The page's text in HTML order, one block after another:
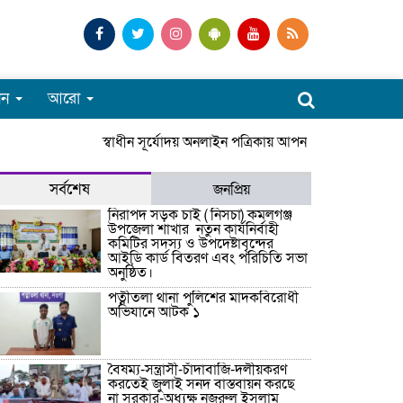
আরো
স্বাধীন সূর্যোদয় অনলাইন পত্রিকায় আপনাকে স্বাগতম।
সর্বশেষ
জনপ্রিয়
নিরাপদ সড়ক চাই ( নিসচা) কমলগঞ্জ
উপজেলা শাখার নতুন কার্যনির্বাহী
কমিটির সদস্য ও উপদেষ্টাবৃন্দের
আইডি কার্ড বিতরণ এবং পরিচিতি সভা
অনুষ্ঠিত।
পত্নীতলা থানা পুলিশের মাদকবিরোধী
অভিযানে আটক ১
বৈষম্য-সন্ত্রাসী-চাঁদাবাজি-দলীয়করণ
করতেই জুলাই সনদ বাস্তবায়ন করছে
না সরকার-অধ্যক্ষ নজরুল ইসলাম